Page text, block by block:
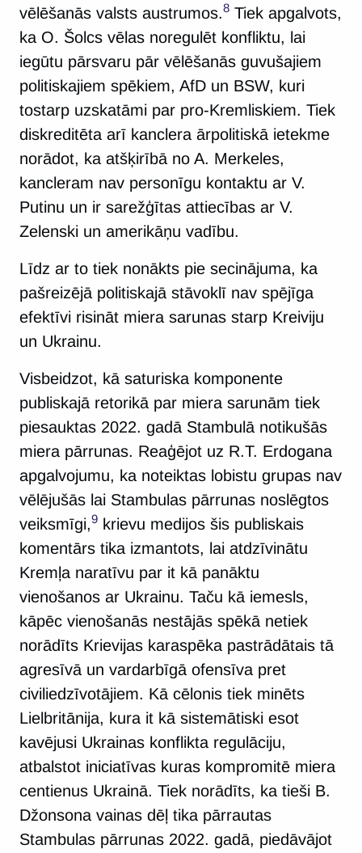
vēlēšanās valsts austrumos.8 Tiek apgalvots,
ka O. Šolcs vēlas noregulēt konfliktu, lai
iegūtu pārsvaru pār vēlēšanās guvušajiem
politiskajiem spēkiem, AfD un BSW, kuri
tostarp uzskatāmi par pro-Kremliskiem. Tiek
diskreditēta arī kanclera ārpolitiskā ietekme
norādot, ka atšķirībā no A. Merkeles,
kancleram nav personīgu kontaktu ar V.
Putinu un ir sarežģītas attiecības ar V.
Zelenski un amerikāņu vadību.
Līdz ar to tiek nonākts pie secinājuma, ka
pašreizējā politiskajā stāvoklī nav spējīga
efektīvi risināt miera sarunas starp Kreiviju
un Ukrainu.
Visbeidzot, kā saturiska komponente
publiskajā retorikā par miera sarunām tiek
piesauktas 2022. gadā Stambulā notikušās
miera pārrunas. Reaģējot uz R.T. Erdogana
apgalvojumu, ka noteiktas lobistu grupas nav
vēlējušās lai Stambulas pārrunas noslēgtos
veiksmīgi,9 krievu medijos šis publiskais
komentārs tika izmantots, lai atdzīvinātu
Kremļa naratīvu par it kā panāktu
vienošanos ar Ukrainu. Taču kā iemesls,
kāpēc vienošanās nestājās spēkā netiek
norādīts Krievijas karaspēka pastrādātais tā
agresīvā un vardarbīgā ofensīva pret
civiliedzīvotājiem. Kā cēlonis tiek minēts
Lielbritānija, kura it kā sistemātiski esot
kavējusi Ukrainas konflikta regulāciju,
atbalstot iniciatīvas kuras kompromitē miera
centienus Ukrainā. Tiek norādīts, ka tieši B.
Džonsona vainas dēļ tika pārrautas
Stambulas pārrunas 2022. gadā, piedāvājot